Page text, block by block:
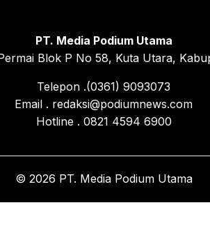
PT. Media Podium Utama
Blok P No 58, Kuta Utara,
Telepon .(0361) 9093073
Email . redaksi@podiumnews.com
Hotline . 0821 4594 6900
© 2026 PT. Media Podium Utama